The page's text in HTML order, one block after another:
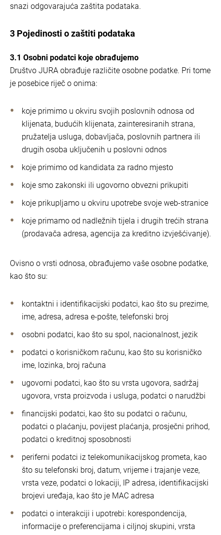
snazi odgovarajuća zaštita podataka.
3 Pojedinosti o zaštiti podataka
3.1 Osobni podatci koje obrađujemo
Društvo JURA obrađuje različite osobne podatke. Pri tome
je posebice riječ o onima:
koje primimo u okviru svojih poslovnih odnosa od
klijenata, budućih klijenata, zainteresiranih strana,
pružatelja usluga, dobavljača, poslovnih partnera ili
drugih osoba uključenih u poslovni odnos
koje primimo od kandidata za radno mjesto
koje smo zakonski ili ugovorno obvezni prikupiti
koje prikupljamo u okviru upotrebe svoje web-stranice
koje primamo od nadležnih tijela i drugih trećih strana
(prodavača adresa, agencija za kreditno izvješćivanje).
Ovisno o vrsti odnosa, obrađujemo vaše osobne podatke,
kao što su:
kontaktni i identifikacijski podatci, kao što su prezime,
ime, adresa, adresa e-pošte, telefonski broj
osobni podatci, kao što su spol, nacionalnost, jezik
podatci o korisničkom računu, kao što su korisničko
ime, lozinka, broj računa
ugovorni podatci, kao što su vrsta ugovora, sadržaj
ugovora, vrsta proizvoda i usluga, podatci o narudžbi
financijski podatci, kao što su podatci o računu,
podatci o plaćanju, povijest plaćanja, prosječni prihod,
podatci o kreditnoj sposobnosti
periferni podatci iz telekomunikacijskog prometa, kao
što su telefonski broj, datum, vrijeme i trajanje veze,
vrsta veze, podatci o lokaciji, IP adresa, identifikacijski
brojevi uređaja, kao što je MAC adresa
podatci o interakciji i upotrebi: korespondencija,
informacije o preferencijama i ciljnoj skupini, vrsta